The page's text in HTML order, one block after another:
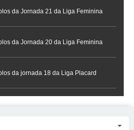
da Jornada 21 da Liga Feminina
da Jornada 20 da Liga Feminina
da jornada 18 da Liga Placard